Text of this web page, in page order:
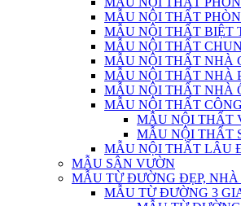
MẪU NỘI THẤT
MẪU NỘI THẤT BIỆT
MẪU NỘI THẤT
MẪU NỘI THẤT NHÀ
MẪU NỘI THẤT NHÀ
MẪU NỘI THẤT NHÀ
MẪU NỘI THẤT
MẪU NỘI THẤT
MẪU NỘI THẤT
MẪU NỘI THẤT LÂU
MẪU SÂN VƯỜN
MẪU TỪ ĐƯỜNG ĐẸP, NHÀ
MẪU TỪ ĐƯỜNG 3